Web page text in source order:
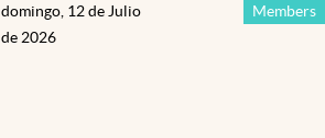
Members
domingo, 12 de Julio
de 2026